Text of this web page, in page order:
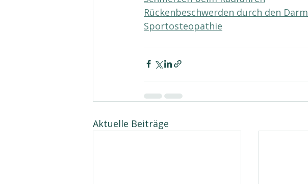
Rückenbeschwerden durch den Darm
Sportosteopathie
Aktuelle Beiträge